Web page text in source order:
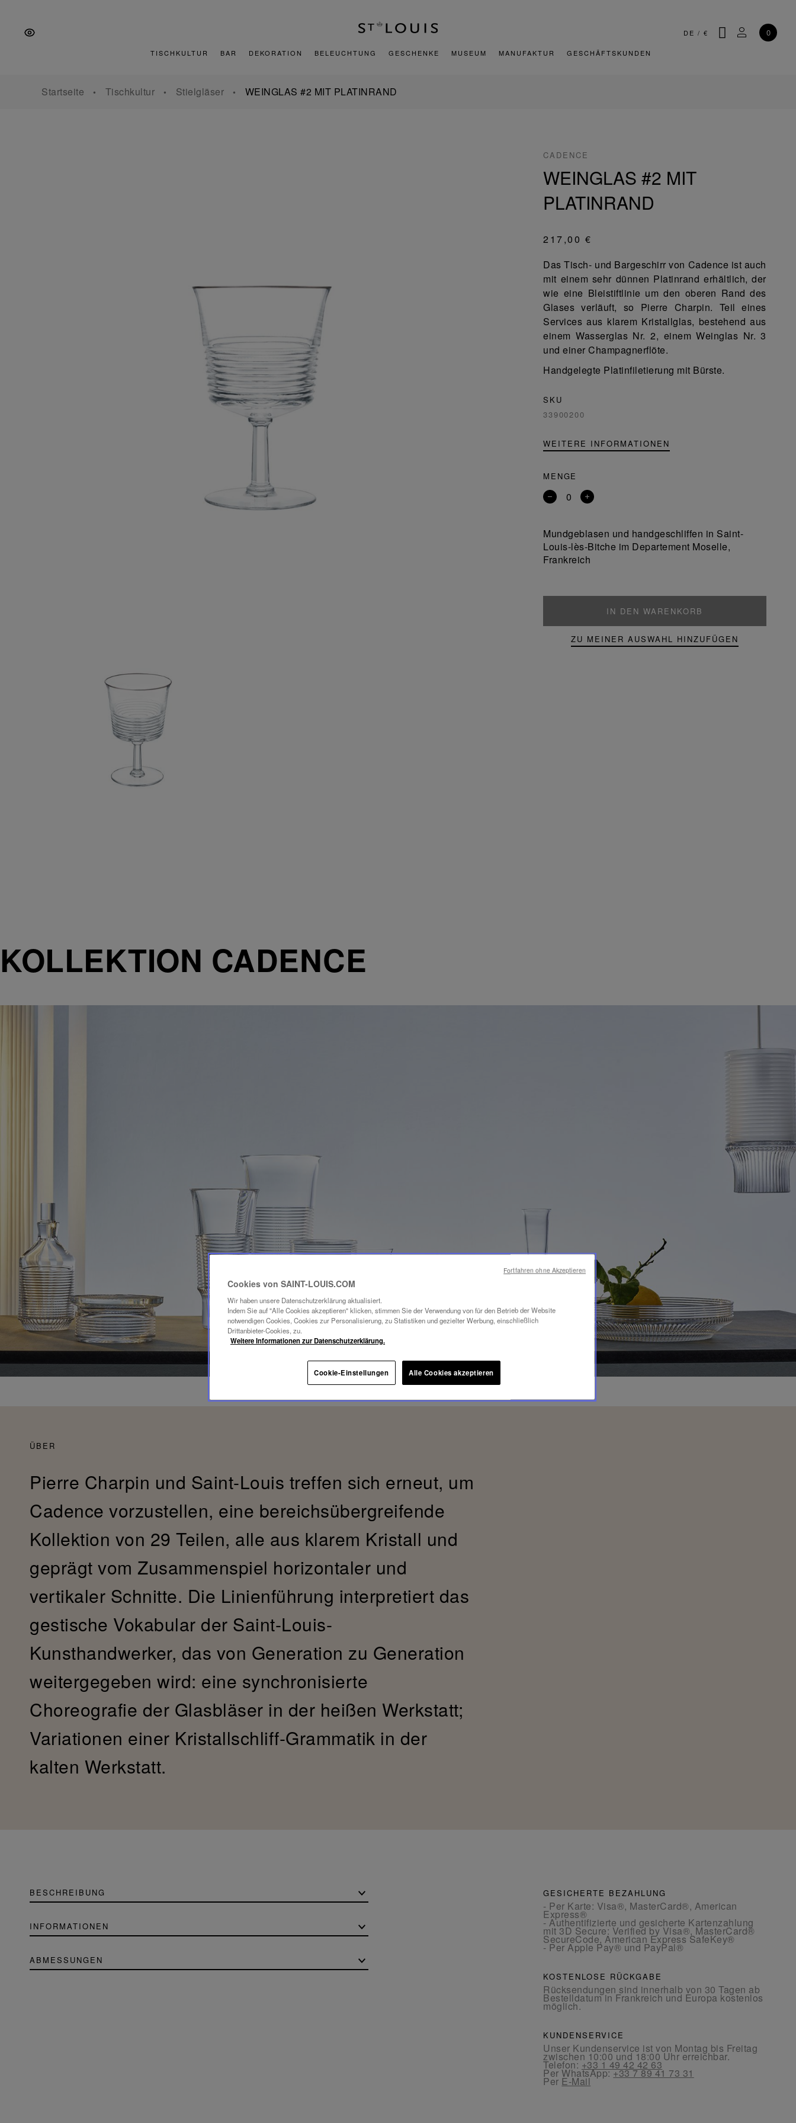
springen
springen
springen
DE / € SUCHEMEIN
0
TISCHKULTUR BAR DEKORATION BELEUCHTUNG GESCHENKE MUSEUM MANUFAKTUR GESCHÄFTSKUNDEN
Startseite Tischkultur Stielgläser WEINGLAS #2 MIT PLATINRAND
CADENCE
WEINGLAS #2 MIT
PLATINRAND
217,00 €
Das Tisch- und Bargeschirr von Cadence ist auch
mit einem sehr dünnen Platinrand erhältlich, der
wie eine Bleistiftlinie um den oberen Rand des
Glases verläuft, so Pierre Charpin. Teil eines
Services aus klarem Kristallglas, bestehend aus
einem Wasserglas Nr. 2, einem Weinglas Nr. 3
und einer Champagnerflöte.
Handgelegte Platinfiletierung mit Bürste.
SKU
33900200
WEITERE INFORMATIONEN
MENGE
Entfernen
Produkt
Ein
Mundgeblasen und handgeschliffen in Saint-
Louis-lès-Bitche im Departement Moselle,
Frankreich
IN DEN WARENKORB
ZU MEINER AUSWAHL HINZUFÜGEN
KOLLEKTION CADENCE
ÜBER
Pierre Charpin und Saint-Louis treffen sich erneut, um
Cadence vorzustellen, eine bereichsübergreifende
Kollektion von 29 Teilen, alle aus klarem Kristall und
geprägt vom Zusammenspiel horizontaler und
vertikaler Schnitte. Die Linienführung interpretiert das
gestische Vokabular der Saint-Louis-
Kunsthandwerker, das von Generation zu Generation
weitergegeben wird: eine synchronisierte
Choreografie der Glasbläser in der heißen Werkstatt;
Variationen einer Kristallschliff-Grammatik in der
kalten Werkstatt.
BESCHREIBUNG
INFORMATIONEN
ABMESSUNGEN
GESICHERTE BEZAHLUNG
- Per Karte: Visa®, MasterCard®, American
Express®
- Authentifizierte und gesicherte Kartenzahlung
mit 3D Secure: Verified by Visa®, MasterCard®
SecureCode, American Express SafeKey®
- Per Apple Pay® und PayPal®
KOSTENLOSE RÜCKGABE
Rücksendungen sind innerhalb von 30 Tagen ab
Bestelldatum in Frankreich und Europa kostenlos
möglich.
KUNDENSERVICE
Unser Kundenservice ist von Montag bis Freitag
zwischen 10:00 und 18:00 Uhr erreichbar.
Telefon:+33 1 49 42 42 63
Per WhatsApp:+33 7 89 41 73 31
Per E-Mail
Cookies von SAINT-LOUIS.COM
Wir haben unsere Datenschutzerklärung aktualisiert.
Indem Sie auf "Alle Cookies akzeptieren" klicken, stimmen Sie der Verwendung von für den Betrieb der Website
notwendigen Cookies, Cookies zur Personalisierung, zu Statistiken und gezielter Werbung, einschließlich
Drittanbieter-Cookies, zu.
Weitere Informationen zur Datenschutzerklärung.
Cookie-Einstellungen Alle Cookies akzeptieren
Fortfahren ohne Akzeptieren